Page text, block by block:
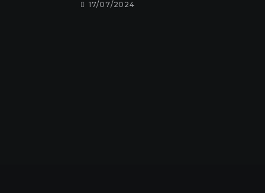
17/07/2024